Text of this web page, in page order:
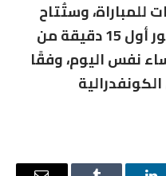
للمباراة، وستُتاح
الفرصة لوسائل الإعلام لحضور أول 15 دقيقة من
نفس اليوم، وفقًا